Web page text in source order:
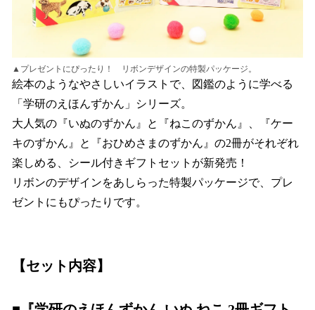
▲プレゼントにぴったり！ リボンデザインの特製パッケージ。
絵本のようなやさしいイラストで、図鑑のように学べる
「学研のえほんずかん」シリーズ。
大人気の『いぬのずかん』と『ねこのずかん』、『ケー
キのずかん』と『おひめさまのずかん』の2冊がそれぞれ
楽しめる、シール付きギフトセットが新発売！
リボンのデザインをあしらった特製パッケージで、プレ
ゼントにもぴったりです。
【セット内容】